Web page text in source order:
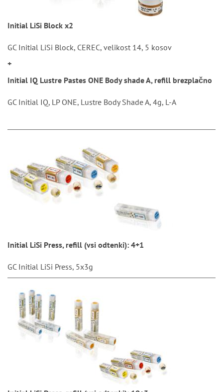
Initial LiSi Block x2
GC Initial LiSi Block, CEREC, velikost 14, 5 kosov
+
Initial IQ Lustre Pastes ONE Body shade A, refill brezplačno
GC Initial IQ, LP ONE, Lustre Body Shade A, 4g, L-A
Initial LiSi Press, refill (vsi odtenki): 4+1
GC Initial LiSi Press, 5x3g